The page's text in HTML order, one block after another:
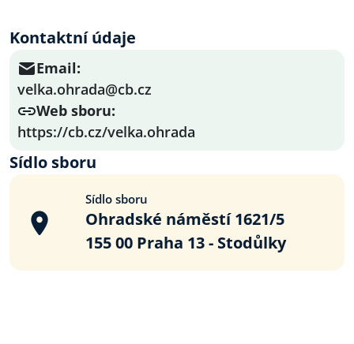
Kontaktní údaje
Email:
velka.ohrada@cb.cz
Web sboru:
https://cb.cz/velka.ohrada
Sídlo sboru
Sídlo sboru
Ohradské náměstí 1621/5
155 00 Praha 13 - Stodůlky